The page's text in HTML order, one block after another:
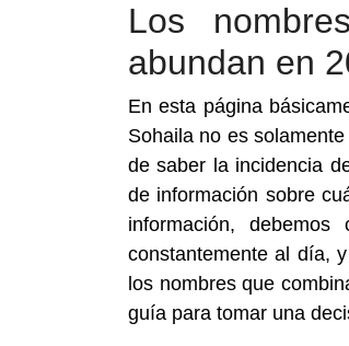
Los
abundan en
En esta página
Sohaila no es
de saber la incidencia
de información sobre
información,
constantemente al día,
los nombres que
guía para tomar una